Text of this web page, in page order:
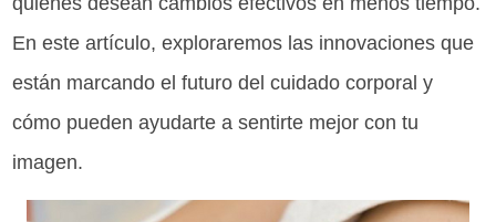
En este artículo, exploraremos las innovaciones que
están marcando el futuro del cuidado corporal y
cómo pueden ayudarte a sentirte mejor con tu
imagen.